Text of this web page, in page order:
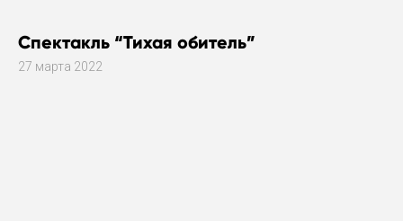
Спектакль “Тихая обитель”
27 марта 2022